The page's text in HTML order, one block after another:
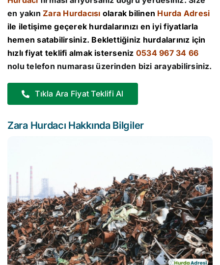
en yakınZara Hurdacısı olarak bilinen Hurda Adresi
ile iletişime geçerek hurdalarınızı en iyi fiyatlarla
hemen satabilirsiniz. Beklettiğiniz hurdalarınız için
hızlı fiyat teklifi almak isterseniz 0534 967 34 66
nolu telefon numarası üzerinden bizi arayabilirsiniz.
Tıkla Ara Fiyat Teklifi Al
Zara Hurdacı Hakkında Bilgiler